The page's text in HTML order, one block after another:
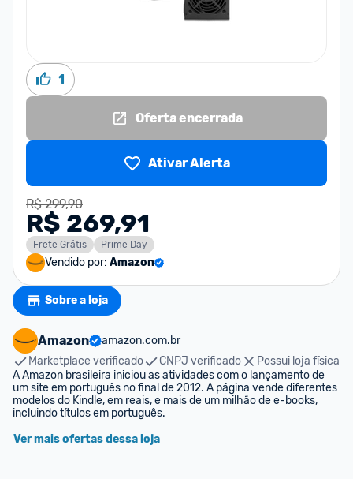
1
Oferta encerrada
Ativar Alerta
R$ 299,90
R$ 269,91
Frete Grátis Prime Day
Vendido por: Amazon
Sobre a loja
Amazon
amazon.com.br
Marketplace verificado
CNPJ verificado
Possui loja física
A Amazon brasileira iniciou as atividades com o lançamento de
um site em português no final de 2012. A página vende diferentes
modelos do Kindle, em reais, e mais de um milhão de e-books,
incluindo títulos em português.
Ver mais ofertas dessa loja